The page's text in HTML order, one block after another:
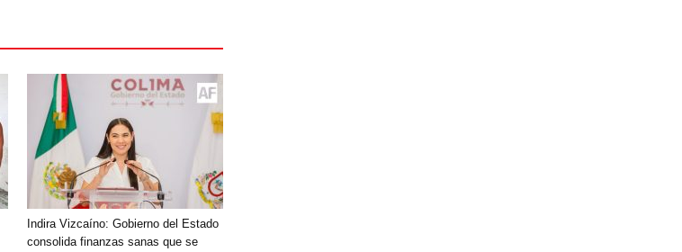
Indira Vizcaíno: Gobierno del Estado
consolida finanzas sanas que se